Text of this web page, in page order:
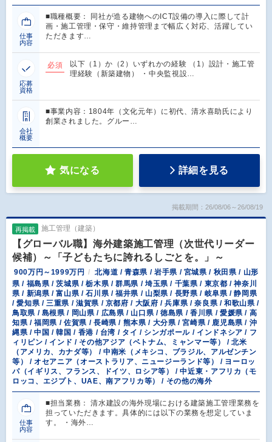
仕事
内容
■職種概要： 同社が造る建物へのICT設備の導入に際して計
画・施工管理・保守・維持管理まで幅広く対応、活躍してい
ただきます…
応募
資格
必須
以下（1）か（2）いずれかの経験 （1）設計・施工管
理経験（新築建物） ・中央監視設…
会社
概要
■事業内容：1804年（文化元年）に初代、清水喜助氏により
創業されました。グルー…
気になる 詳細を見る
掲載期間：26/08/06～26/08/19
再掲載 施工管理（建築）
【グローバル職】海外建築施工管理（次世代リーダー
候補）～「子どもたちに誇れるしごとを。」～
900万円～1999万円
北海道 / 青森県 / 岩手県 / 宮城県 / 秋田県 / 山形
県 / 福島県 / 茨城県 / 栃木県 / 群馬県 / 埼玉県 / 千葉県 / 東京都 / 神奈川
県 / 新潟県 / 富山県 / 石川県 / 福井県 / 山梨県 / 長野県 / 岐阜県 / 静岡県
/ 愛知県 / 三重県 / 滋賀県 / 京都府 / 大阪府 / 兵庫県 / 奈良県 / 和歌山県 /
鳥取県 / 島根県 / 岡山県 / 広島県 / 山口県 / 徳島県 / 香川県 / 愛媛県 / 高
知県 / 福岡県 / 佐賀県 / 長崎県 / 熊本県 / 大分県 / 宮崎県 / 鹿児島県 / 沖
縄県 / 中国 / 韓国 / 香港 / 台湾 / タイ / シンガポール / インドネシア / フ
ィリピン / インド / その他アジア（ベトナム、ミャンマー等） / 北米
（アメリカ、カナダ等） / 中南米（メキシコ、ブラジル、アルゼンチン
等） / オセアニア（オーストラリア、ニュージーランド等） / ヨーロッ
パ（イギリス、フランス、ドイツ、ロシア等） / 中近東・アフリカ（モ
ロッコ、エジプト、UAE、南アフリカ等） / その他の海外
仕事
内容
■担当業務： 清水建設の海外現場における建築施工管理業務を
担っていただきます。具体的には以下の業務を想定していま
す。 ・海外…